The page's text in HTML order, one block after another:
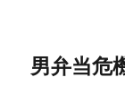
男弁当危